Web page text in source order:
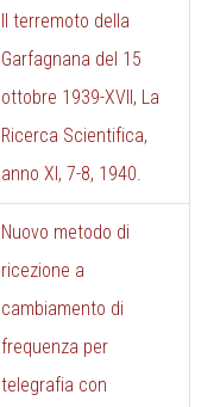
Il terremoto della
Garfagnana del 15
ottobre 1939-XVII, La
Ricerca Scientifica,
anno XI, 7-8, 1940.
Nuovo metodo di
ricezione a
cambiamento di
frequenza per
telegrafia con